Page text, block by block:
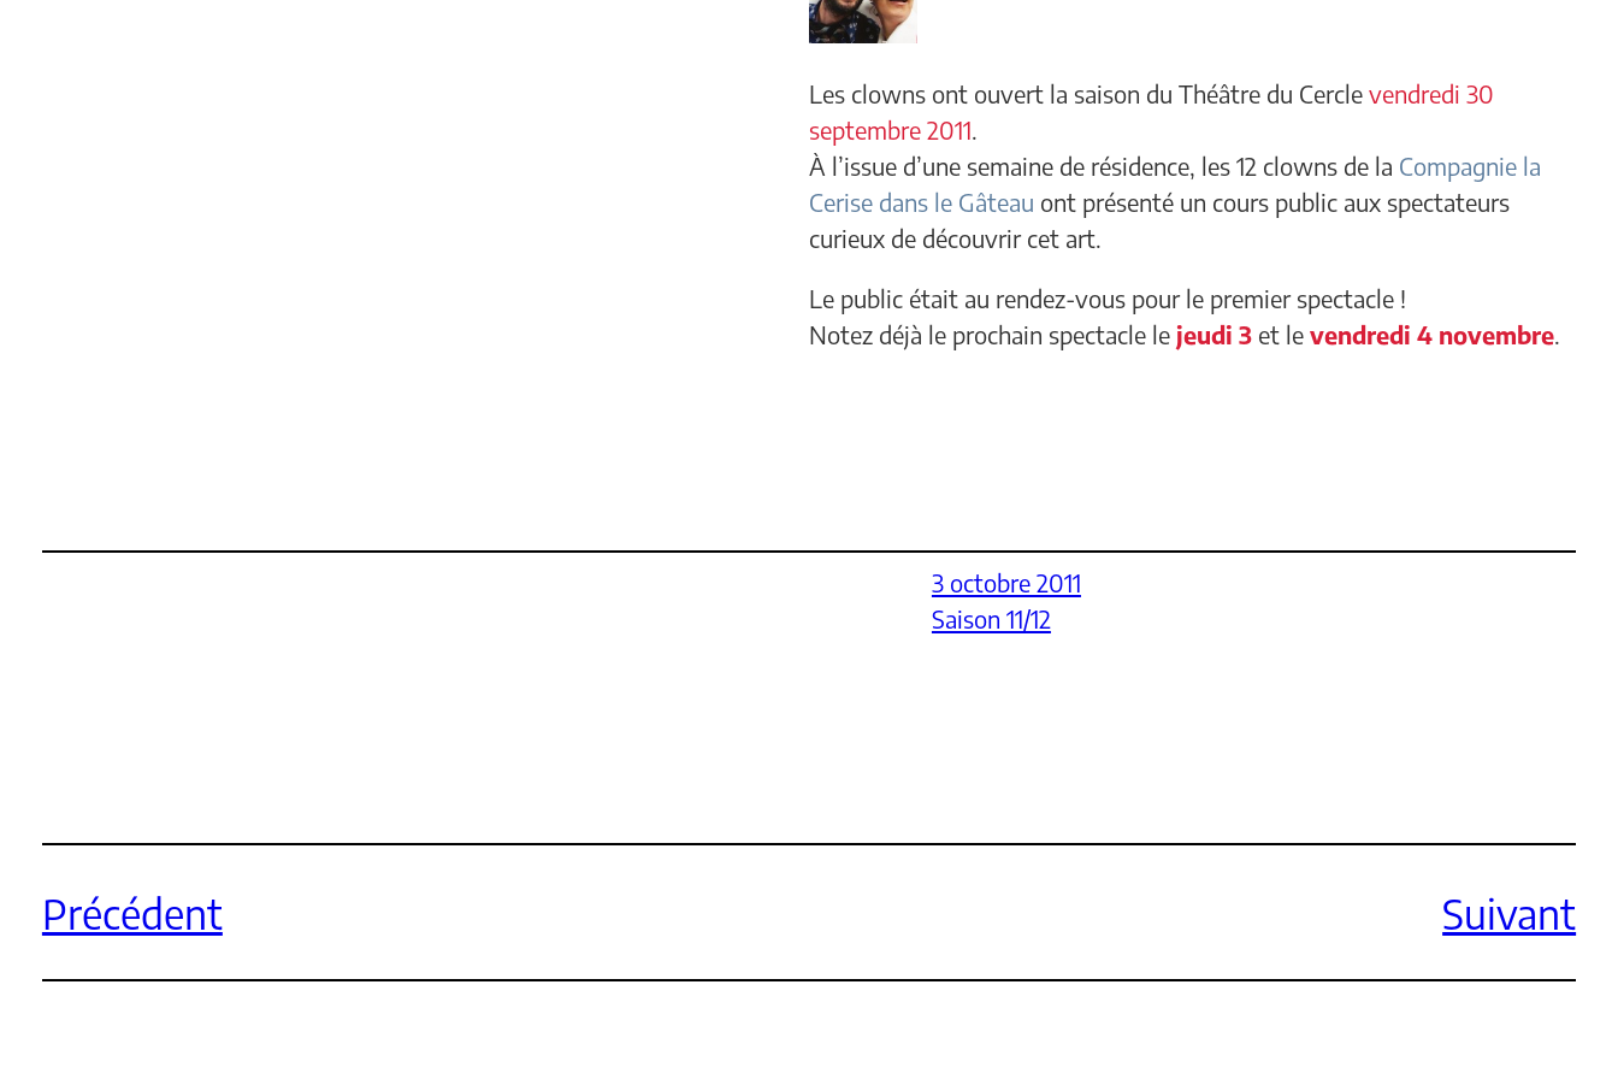
Les clowns ont ouvert la saison du Théâtre du Cercle vendredi 30
septembre 2011.
À l’issue d’une semaine de résidence, les 12 clowns de la Compagnie la
Cerise dans le Gâteau ont présenté un cours public aux spectateurs
curieux de découvrir cet art.
Le public était au rendez-vous pour le premier spectacle !
Notez déjà le prochain spectacle le jeudi 3 et le vendredi 4 novembre.
3 octobre 2011
Saison 11/12
Précédent Suivant